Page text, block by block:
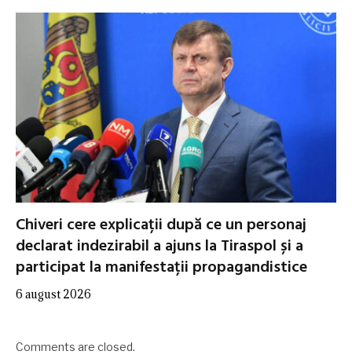
Chiveri cere explicații după ce un personaj
declarat indezirabil a ajuns la Tiraspol și a
participat la manifestații propagandistice
6 august 2026
Comments are closed.